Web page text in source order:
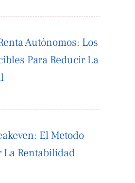
Autónomos: Los
Para Reducir La
El Metodo
La Rentabilidad